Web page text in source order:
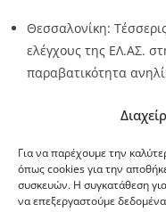
Για να παρέχουμε την
όπως cookies για την
συσκευών. Η συγκατάθεση
να επεξεργαστούμε
Θεσσαλονίκη:
ελέγχους της ΕΛ.ΑΣ.
παραβατικότητα